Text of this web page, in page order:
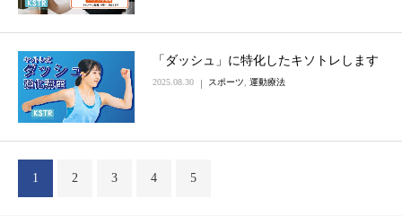
「ダッシュ」に特化したキソトレします
2025.08.30 スポーツ 運動療法
1 2 3 4 5